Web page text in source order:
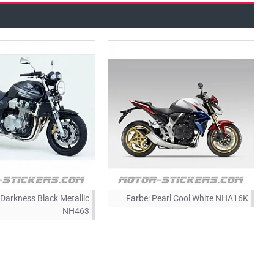
Darkness Black Metallic
NH463
Farbe: Pearl Cool White NHA16K